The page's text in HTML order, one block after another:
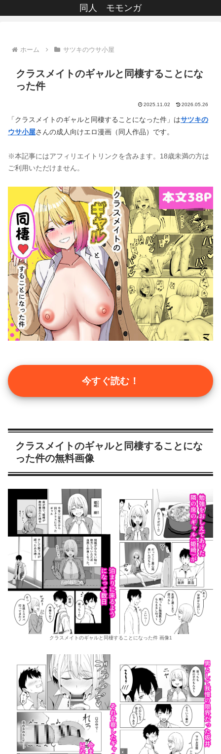
同人 モモンガ
ホーム サツキのウサ小屋
クラスメイトのギャルと同棲することにな
った件
2025.11.02 2026.05.26
「クラスメイトのギャルと同棲することになった件」はサツキの
ウサ小屋さんの成人向けエロ漫画（同人作品）です。
※本記事にはアフィリエイトリンクを含みます。18歳未満の方は
ご利用いただけません。
今すぐ読む！
クラスメイトのギャルと同棲することにな
った件の無料画像
クラスメイトのギャルと同棲することになった件 画像1